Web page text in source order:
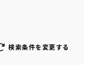
検索条件を変更する